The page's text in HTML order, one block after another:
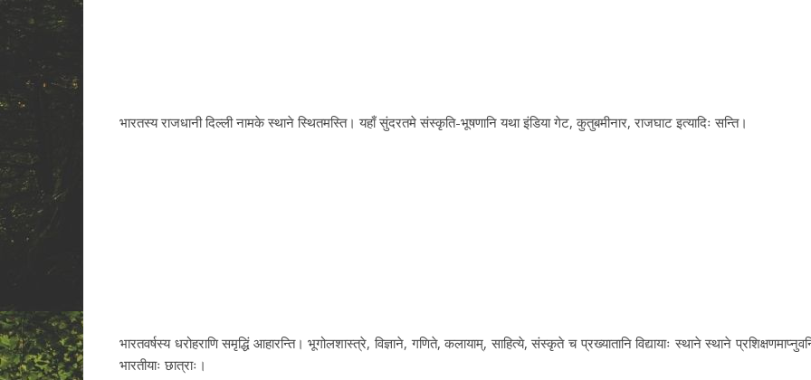
भारतस्य राजधानी दिल्ली नामके स्थाने स्थितमस्ति। यहाँ सुंदरतमे संस्कृति-भूषणानि यथा इंडिया गेट, कुतुबमीनार, राजघाट इत्यादिः सन्ति।
भारतवर्षस्य धरोहराणि समृद्धिं आहारन्ति। भूगोलशास्त्रे, विज्ञाने, गणिते, कलायाम्, साहित्ये, संस्कृते च प्रख्यातानि विद्यायाः स्थाने स्थाने
भारतीयाः छात्राः।